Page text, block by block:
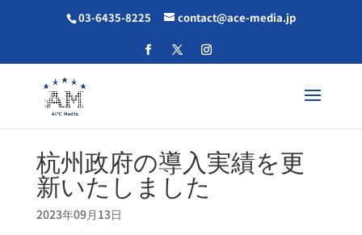
03-6435-8225 contact@ace-media.jp
杭州政府の導入実績を更
新いたしました
2023年09月13日